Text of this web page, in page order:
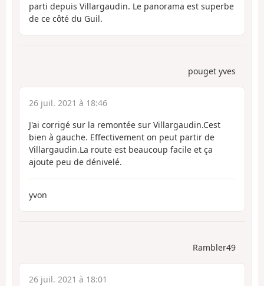
parti depuis Villargaudin. Le panorama est superbe
de ce côté du Guil.
pouget yves
26 juil. 2021 à 18:46
J'ai corrigé sur la remontée sur Villargaudin.Cest
bien à gauche. Effectivement on peut partir de
Villargaudin.La route est beaucoup facile et ça
ajoute peu de dénivelé.
yvon
Rambler49
26 juil. 2021 à 18:01